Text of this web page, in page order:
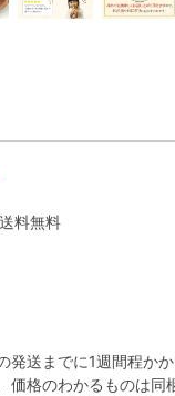
料無料
送までに1週間程かか
格のわかるものは同